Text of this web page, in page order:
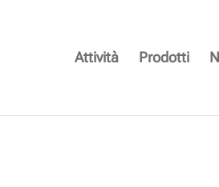
Attività Prodotti